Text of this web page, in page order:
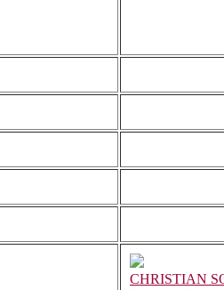
CHRISTIAN